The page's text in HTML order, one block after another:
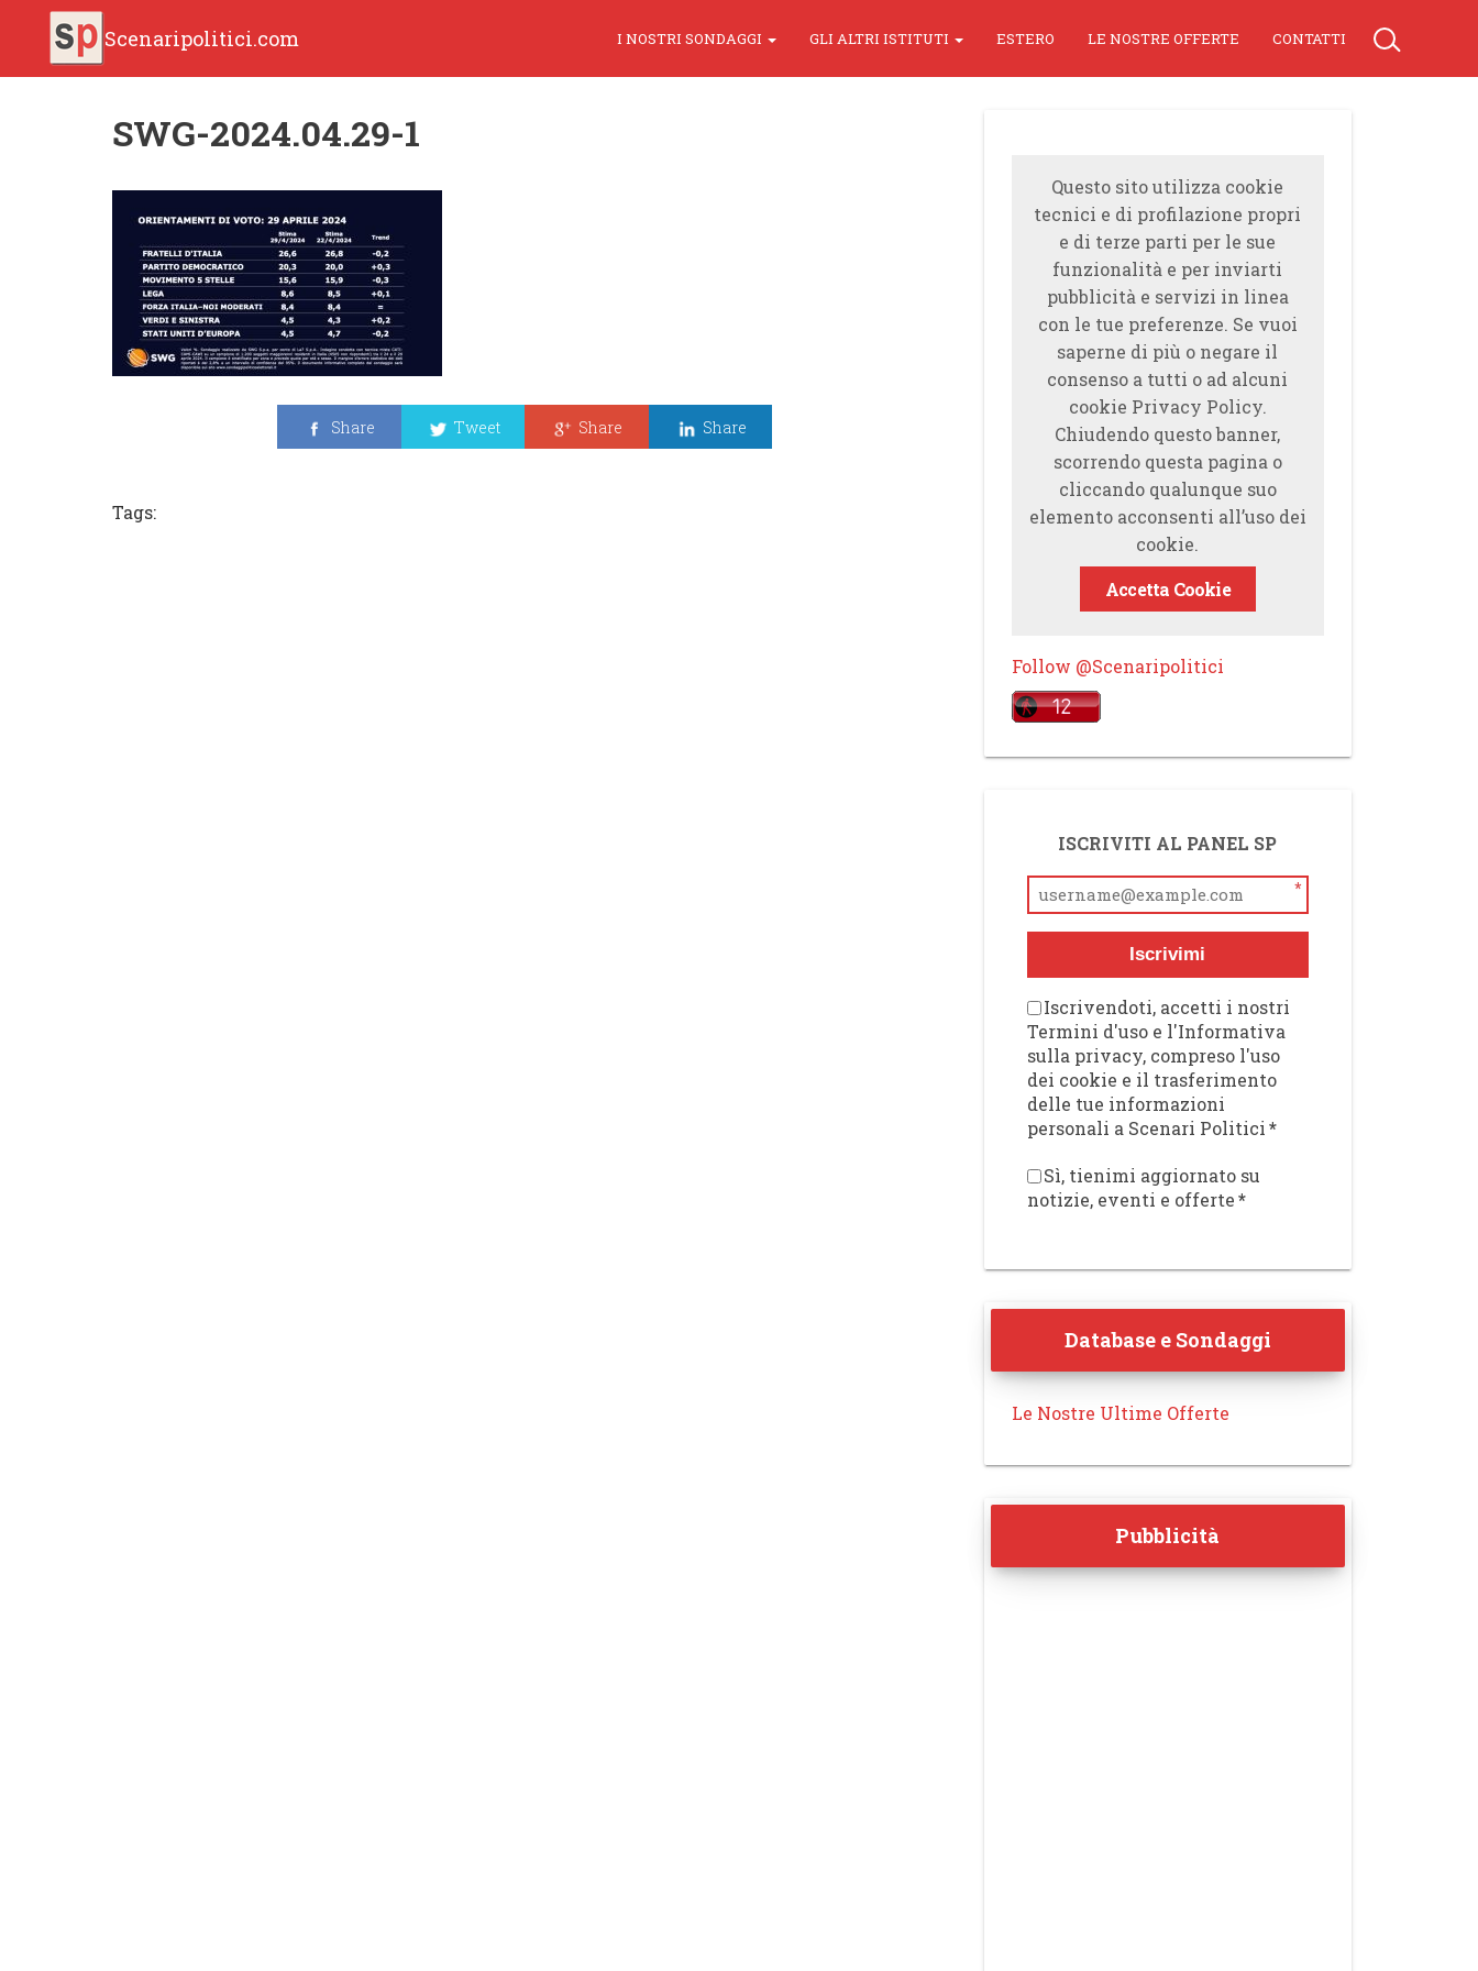
Scenaripolitici.com I NOSTRI SONDAGGI GLI ALTRI ISTITUTI ESTERO LE NOSTRE OFFERTE CONTATTI
SWG-2024.04.29-1
Share Tweet Share Share
Tags:
Questo sito utilizza cookie
tecnici e di profilazione propri
e di terze parti per le sue
funzionalità e per inviarti
pubblicità e servizi in linea
con le tue preferenze. Se vuoi
saperne di più o negare il
consenso a tutti o ad alcuni
cookie Privacy Policy.
Chiudendo questo banner,
scorrendo questa pagina o
cliccando qualunque suo
elemento acconsenti all’uso dei
cookie.
Accetta Cookie
Follow @Scenaripolitici
ISCRIVITI AL PANEL SP
*
Iscrivimi
Iscrivendoti, accetti i nostri
Termini d'uso e l'Informativa
sulla privacy, compreso l'uso
dei cookie e il trasferimento
delle tue informazioni
personali a Scenari Politici*
Sì, tienimi aggiornato su
notizie, eventi e offerte*
Database e Sondaggi
Le Nostre Ultime Offerte
Pubblicità